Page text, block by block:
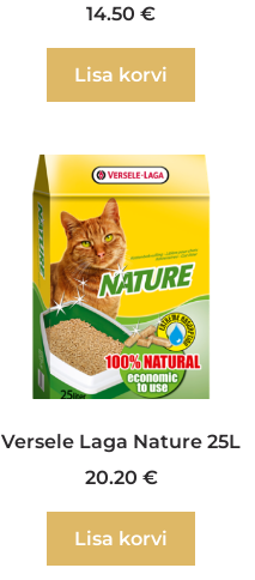
14.50 €
Lisa korvi
Versele Laga Nature 25L
20.20 €
Lisa korvi